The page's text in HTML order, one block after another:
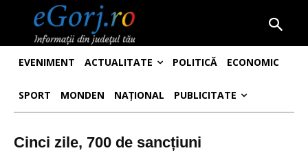
EVENIMENT ACTUALITATE POLITICĂ ECONOMIC
SPORT MONDEN NAȚIONAL PUBLICITATE
Cinci zile, 700 de sancțiuni